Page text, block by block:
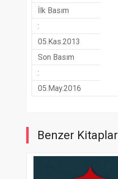
İlk Basım
:
05.Kas.2013
Son Basım
:
05.May.2016
Benzer Kitaplar